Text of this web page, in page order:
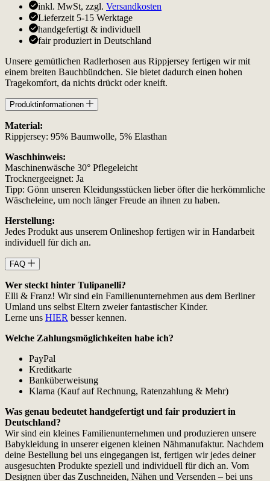
inkl. MwSt, zzgl. Versandkosten
Lieferzeit 5-15 Werktage
handgefertigt & individuell
fair produziert in Deutschland
Unsere gemütlichen Radlerhosen aus Rippjersey fertigen wir mit
einem breiten Bauchbündchen. Sie bietet dadurch einen hohen
Tragekomfort, da nichts drückt oder kneift.
Produktinformationen
Material:
Rippjersey: 95% Baumwolle, 5% Elasthan
Waschhinweis:
Maschinenwäsche 30° Pflegeleicht
Trocknergeeignet: Ja
Tipp: Gönn unseren Kleidungsstücken lieber öfter die herkömmliche
Wäscheleine, um noch länger Freude an ihnen zu haben.
Herstellung:
Jedes Produkt aus unserem Onlineshop fertigen wir in Handarbeit
individuell für dich an.
FAQ
Wer steckt hinter Tulipanelli?
Elli & Franz! Wir sind ein Familienunternehmen aus dem Berliner
Umland uns selbst Eltern zweier fantastischer Kinder.
Lerne uns HIER besser kennen.
Welche Zahlungsmöglichkeiten habe ich?
PayPal
Kreditkarte
Banküberweisung
Klarna (Kauf auf Rechnung, Ratenzahlung & Mehr)
Was genau bedeutet handgefertigt und fair produziert in
Deutschland?
Wir sind ein kleines Familienunternehmen und produzieren unsere
Babykleidung in unserer eigenen kleinen Nähmanufaktur. Nachdem
deine Bestellung bei uns eingegangen ist, fertigen wir jedes deiner
ausgesuchten Produkte speziell und individuell für dich an. Vom
Designen über das Zuschneiden, Nähen und Versenden – bei uns